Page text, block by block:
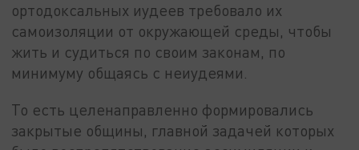
ортодоксальных иудеев требовало их
самоизоляции от окружающей среды, чтобы
жить и судиться по своим законам, по
минимуму общаясь с неиудеями.
То есть целенаправленно формировались
закрытые общины, главной задачей которых